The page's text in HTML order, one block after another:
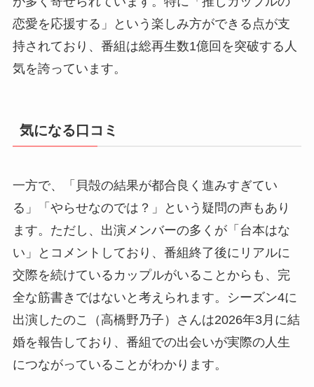
恋愛を応援する」という楽しみ方ができる点が支
持されており、番組は総再生数1億回を突破する人
気を誇っています。
気になる口コミ
一方で、「貝殻の結果が都合良く進みすぎてい
る」「やらせなのでは？」という疑問の声もあり
ます。ただし、出演メンバーの多くが「台本はな
い」とコメントしており、番組終了後にリアルに
交際を続けているカップルがいることからも、完
全な筋書きではないと考えられます。シーズン4に
出演したのこ（高橋野乃子）さんは2026年3月に結
婚を報告しており、番組での出会いが実際の人生
につながっていることがわかります。